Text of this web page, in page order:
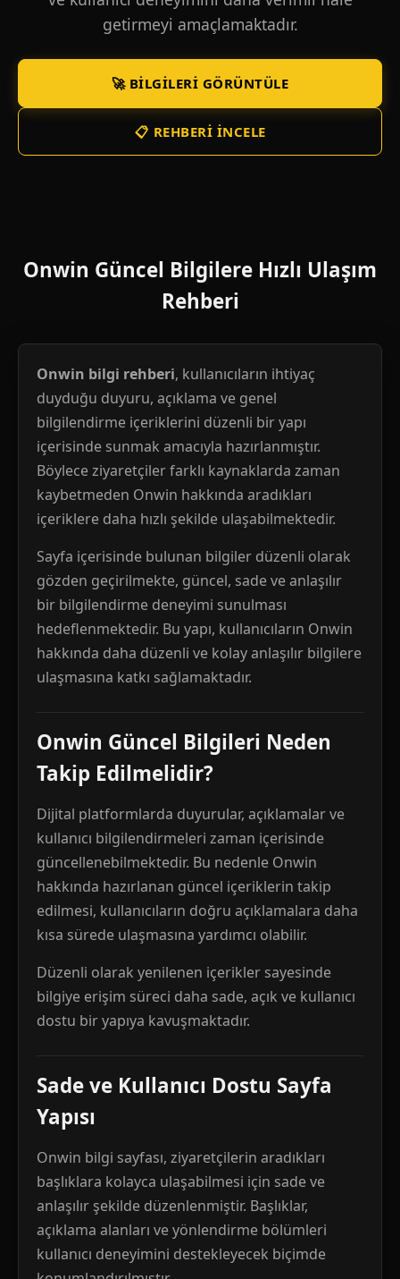
getirmeyi amaçlamaktadır.
🚀 BILGILERI GÖRÜNTÜLE
📋 REHBERI İNCELE
Onwin Güncel Bilgilere Hızlı Ulaşım
Rehberi
Onwin bilgi rehberi, kullanıcıların ihtiyaç
duyduğu duyuru, açıklama ve genel
bilgilendirme içeriklerini düzenli bir yapı
içerisinde sunmak amacıyla hazırlanmıştır.
Böylece ziyaretçiler farklı kaynaklarda zaman
kaybetmeden Onwin hakkında aradıkları
içeriklere daha hızlı şekilde ulaşabilmektedir.
Sayfa içerisinde bulunan bilgiler düzenli olarak
gözden geçirilmekte, güncel, sade ve anlaşılır
bir bilgilendirme deneyimi sunulması
hedeflenmektedir. Bu yapı, kullanıcıların Onwin
hakkında daha düzenli ve kolay anlaşılır bilgilere
ulaşmasına katkı sağlamaktadır.
Onwin Güncel Bilgileri Neden
Takip Edilmelidir?
Dijital platformlarda duyurular, açıklamalar ve
kullanıcı bilgilendirmeleri zaman içerisinde
güncellenebilmektedir. Bu nedenle Onwin
hakkında hazırlanan güncel içeriklerin takip
edilmesi, kullanıcıların doğru açıklamalara daha
kısa sürede ulaşmasına yardımcı olabilir.
Düzenli olarak yenilenen içerikler sayesinde
bilgiye erişim süreci daha sade, açık ve kullanıcı
dostu bir yapıya kavuşmaktadır.
Sade ve Kullanıcı Dostu Sayfa
Yapısı
Onwin bilgi sayfası, ziyaretçilerin aradıkları
başlıklara kolayca ulaşabilmesi için sade ve
anlaşılır şekilde düzenlenmiştir. Başlıklar,
açıklama alanları ve yönlendirme bölümleri
kullanıcı deneyimini destekleyecek biçimde